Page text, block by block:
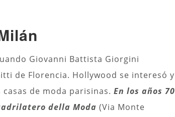
Giovanni Battista Giorgini
de Florencia. Hollywood se interesó y
de moda parisinas. En los años 70
della Moda (Via Monte